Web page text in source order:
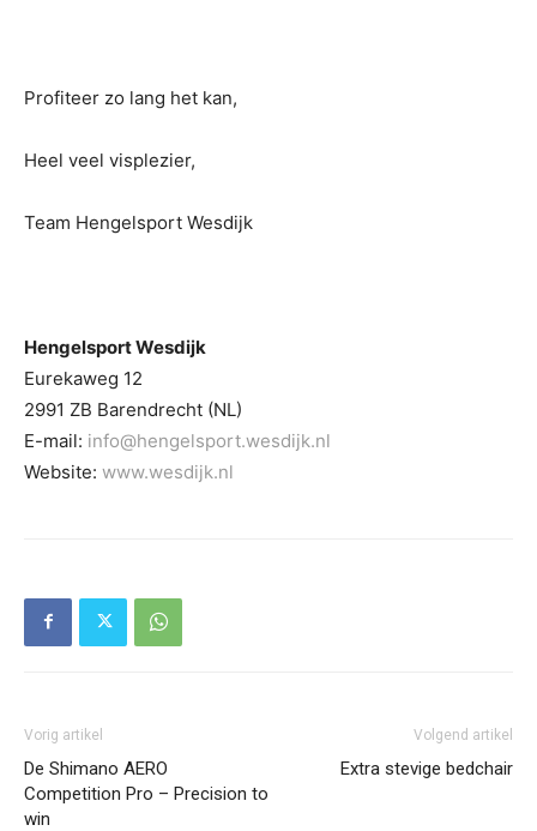
Profiteer zo lang het kan,
Heel veel visplezier,
Team Hengelsport Wesdijk
Hengelsport Wesdijk
Eurekaweg 12
2991 ZB Barendrecht (NL)
E-mail: info@hengelsport.wesdijk.nl
Website: www.wesdijk.nl
Vorig artikel
De Shimano AERO
Competition Pro – Precision to
win
Volgend artikel
Extra stevige bedchair